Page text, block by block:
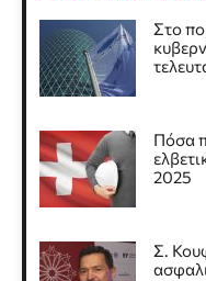
Στο
Πόσα
2025
Σ.